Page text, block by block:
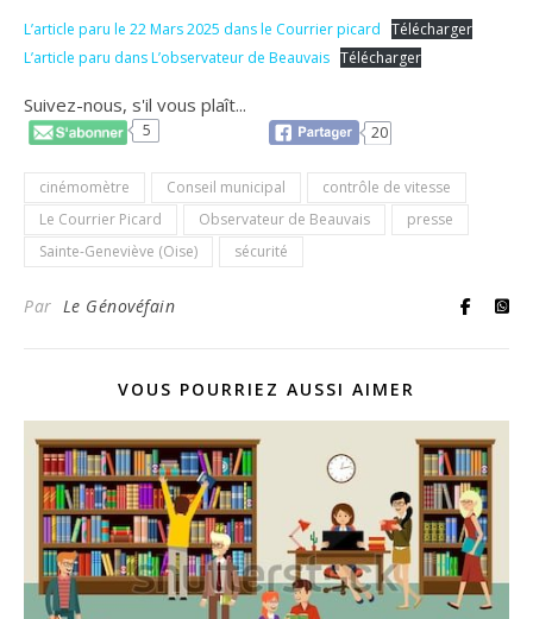
L’article paru le 22 Mars 2025 dans le Courrier picard Télécharger
L’article paru dans L’observateur de Beauvais Télécharger
Suivez-nous, s'il vous plaît...
5 20
cinémomètre Conseil municipal
contrôle de vitesse
Le Courrier Picard
Observateur de Beauvais
presse
Sainte-Geneviève (Oise)
sécurité
Par Le Génovéfain
VOUS POURRIEZ AUSSI AIMER